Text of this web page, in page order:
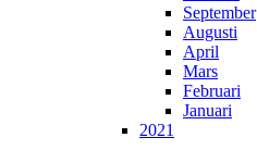
September
Augusti
April
Mars
Februari
Januari
2021